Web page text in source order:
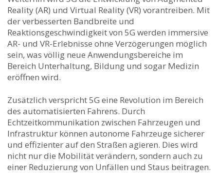
Reality (AR) und Virtual Reality (VR) ​vorantreiben.⁢ Mit
der verbesserten Bandbreite und ​
Reaktionsgeschwindigkeit‌ von 5G werden immersive
AR- und⁢ VR-Erlebnisse ohne Verzögerungen‌ möglich
⁣sein, was völlig neue Anwendungsbereiche im
Bereich Unterhaltung, Bildung und sogar Medizin
eröffnen ‌wird.
Zusätzlich verspricht ​5G eine Revolution im Bereich
des automatisierten⁤ Fahrens. Durch
Echtzeitkommunikation zwischen Fahrzeugen⁤ und
Infrastruktur​ können autonome Fahrzeuge sicherer
und effizienter auf den ‍Straßen agieren. Dies wird
nicht nur die Mobilität verändern, sondern auch zu
einer Reduzierung‌ von Unfällen und Staus beitragen.